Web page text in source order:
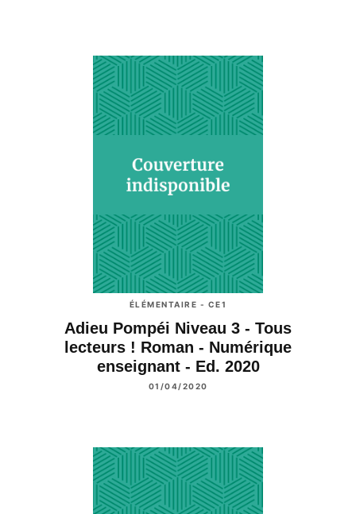
ÉLÉMENTAIRE - CE1
Adieu Pompéi Niveau 3 - Tous
lecteurs ! Roman - Numérique
enseignant - Ed. 2020
01/04/2020